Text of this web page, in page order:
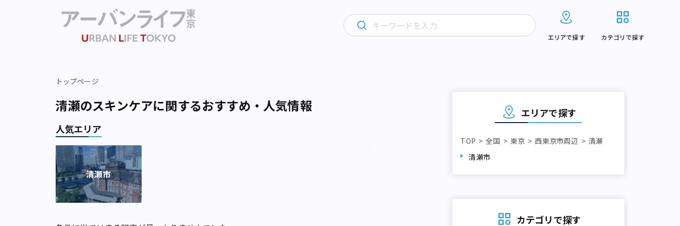
エリアで探す カテゴリで探す
トップページ
清瀬のスキンケアに関するおすすめ・人気情報
人気エリア
清瀬市
エリアで探す
TOP 全国 東京 西東京市周辺
清瀬
清瀬市
カテゴリで探す